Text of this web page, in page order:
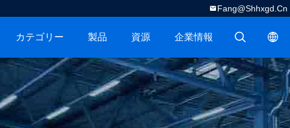
Fang@shhxgd.cn
描述
描述
カテゴリー 製品 資源 企業情報